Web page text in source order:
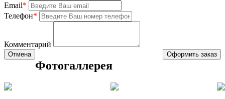
Email*
Телефон*
Комментарий
Отмена Оформить заказ
Фотогаллерея